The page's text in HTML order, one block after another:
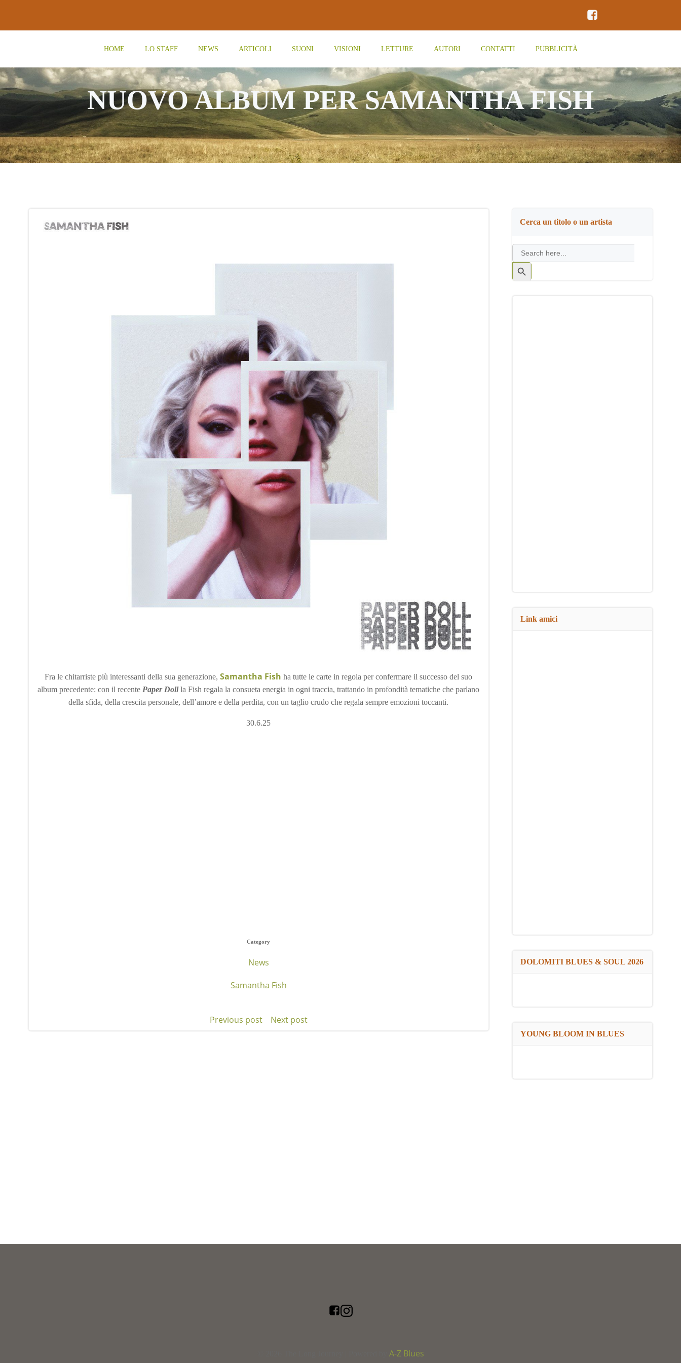
contenuto
HOME LO STAFF NEWS ARTICOLI SUONI VISIONI LETTURE AUTORI CONTATTI PUBBLICITÀ
NUOVO ALBUM PER SAMANTHA FISH
Fra le chitarriste più interessanti della sua generazione,Samantha Fish ha tutte le carte in regola per confermare il successo del suo
album precedente: con il recente Paper Dollla Fish regala la consueta energia in ogni traccia, trattando in profondità tematiche che parlano
della sfida, della crescita personale, dell’amore e della perdita, con un taglio crudo che regala sempre emozioni toccanti.
30.6.25
Category
News
Samantha Fish
Post
Previous post
Post
Next post
Cerca un titolo o un artista
Search
for:
Search
Button
Link amici
DOLOMITI BLUES & SOUL 2026
YOUNG BLOOM IN BLUES
A-Z Blues